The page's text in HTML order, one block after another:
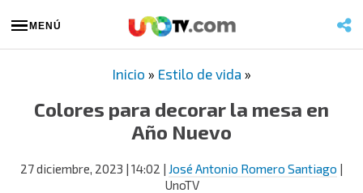
MENÚ
Inicio » Estilo de vida »
Colores para decorar la mesa en
Año Nuevo
27 diciembre, 2023 | 14:02 | José Antonio Romero Santiago |
UnoTV